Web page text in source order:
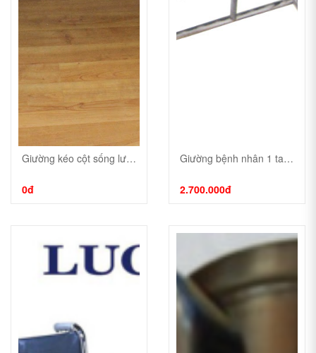
Giường kéo cột sống lưng,cổ Inox201 2 khúc
0đ
Giường bệnh nhân 1 tay quay Inox201
2.700.000đ